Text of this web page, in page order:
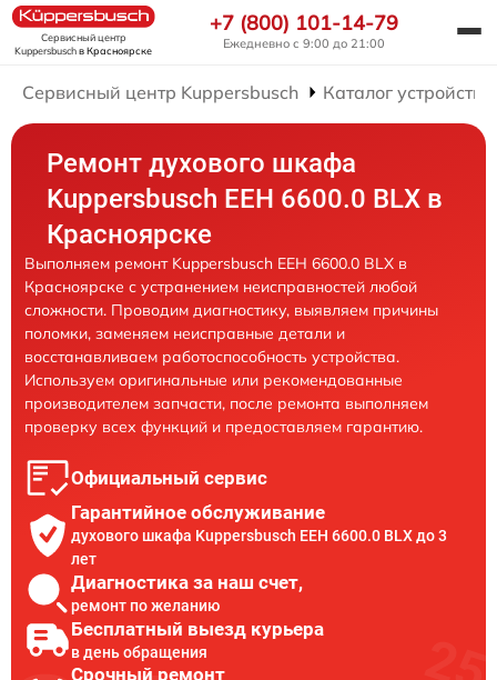
Сервисный центр
Kuppersbuschв Красноярске
+7 (800) 101-14-79
Ежедневно с 9:00 до 21:00
Сервисный центр Kuppersbusch Каталог устройств
Ремонт духового шкафа
Kuppersbusch EEH 6600.0 BLX в
Красноярске
Выполняем ремонт Kuppersbusch EEH 6600.0 BLX в
Красноярске с устранением неисправностей любой
сложности. Проводим диагностику, выявляем причины
поломки, заменяем неисправные детали и
восстанавливаем работоспособность устройства.
Используем оригинальные или рекомендованные
производителем запчасти, после ремонта выполняем
проверку всех функций и предоставляем гарантию.
Официальный сервис
Гарантийное обслуживание
духового шкафа Kuppersbusch EEH 6600.0 BLX до 3
лет
Диагностика за наш счет,
ремонт по желанию
Бесплатный выезд курьера
в день обращения
Срочный ремонт